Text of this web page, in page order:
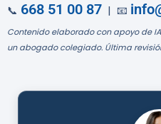
📞 668 51 00 87 | 📧
Contenido elaborado con apoyo de
un abogado colegiado. Última